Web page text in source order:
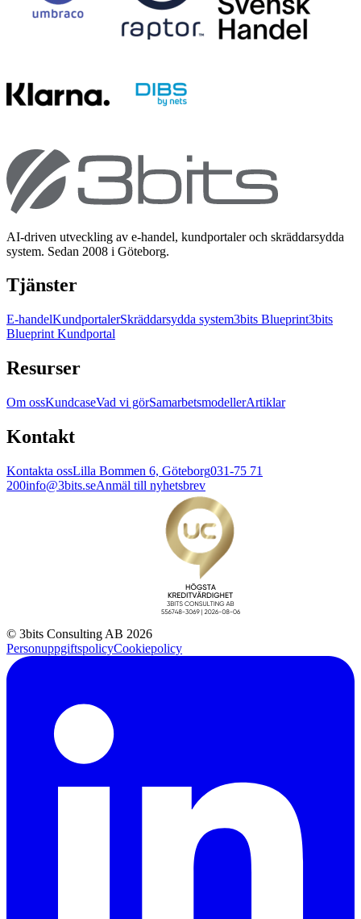
AI-driven utveckling av e-handel, kundportaler och skräddarsydda
system. Sedan 2008 i Göteborg.
Tjänster
E-handelKundportalerSkräddarsydda system3bits Blueprint3bits
Blueprint Kundportal
Resurser
Om ossKundcaseVad vi görSamarbetsmodellerArtiklar
Kontakt
Kontakta ossLilla Bommen 6, Göteborg031-75 71
200info@3bits.seAnmäl till nyhetsbrev
© 3bits Consulting AB 2026
PersonuppgiftspolicyCookiepolicy